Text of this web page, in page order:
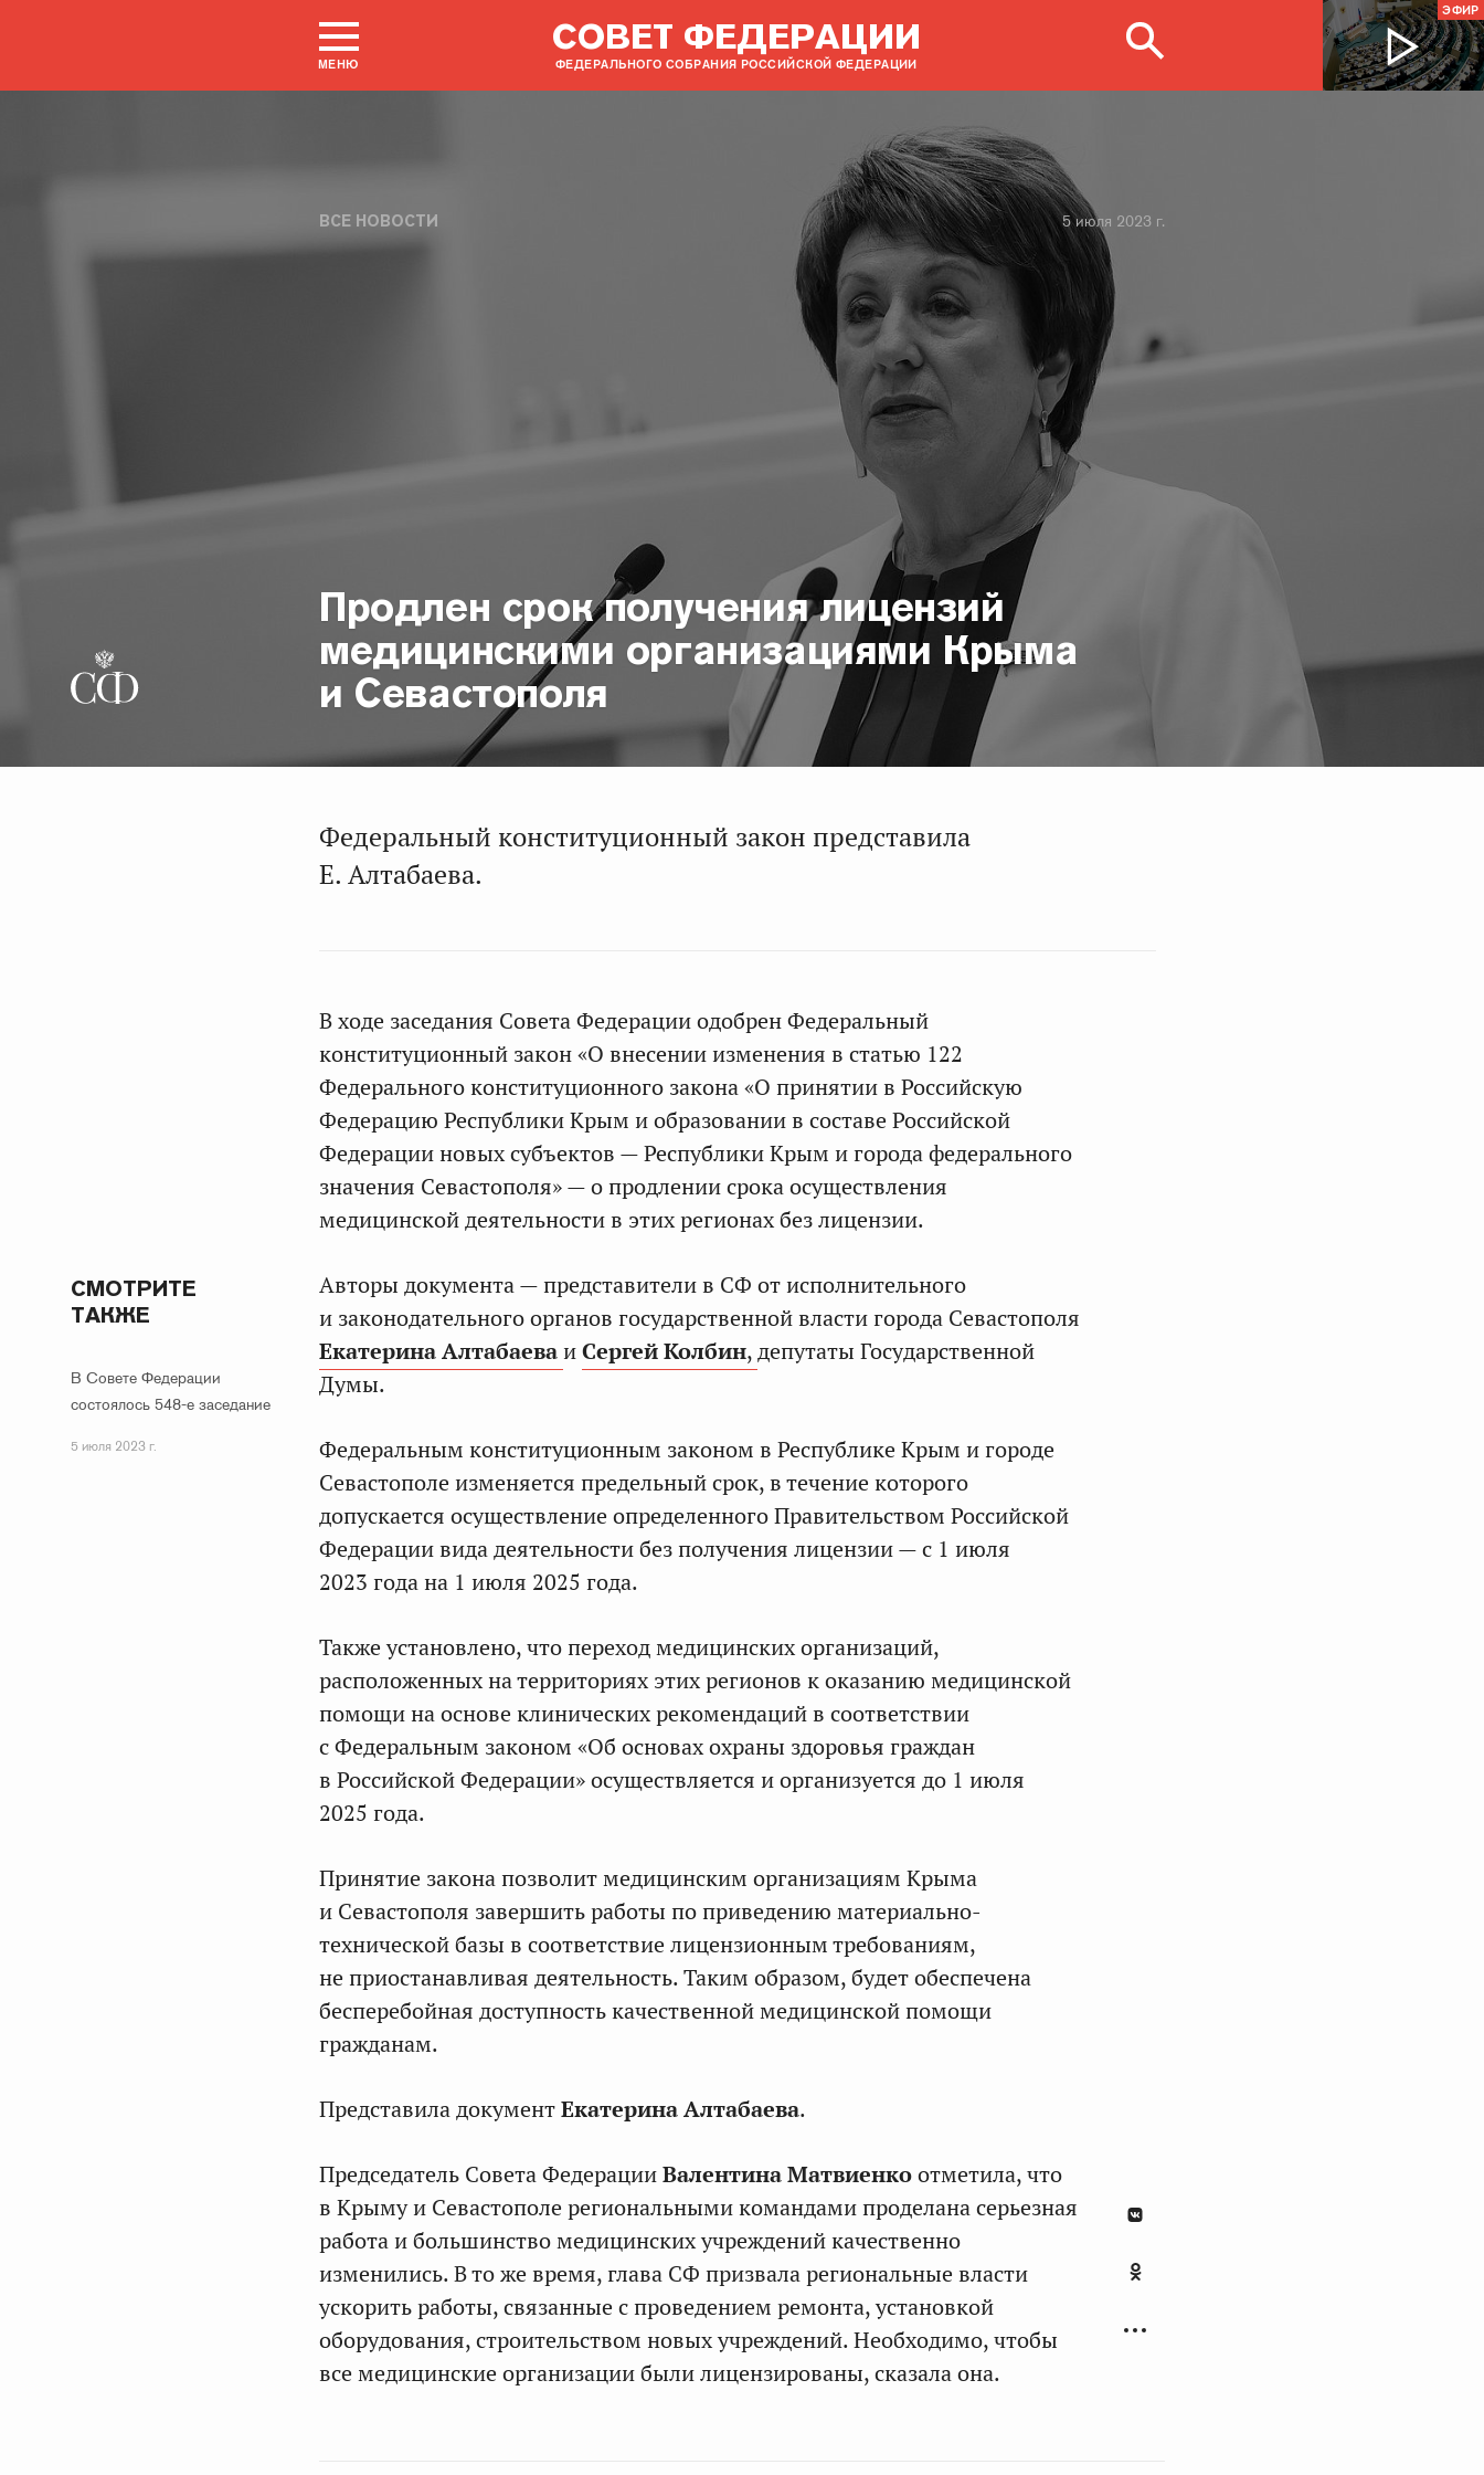
МЕНЮ
СОВЕТ ФЕДЕРАЦИИ
ФЕДЕРАЛЬНОГО СОБРАНИЯ РОССИЙСКОЙ ФЕДЕРАЦИИ
ЭФИР
ВСЕ НОВОСТИ
Продлен срок получения лицензий
медицинскими организациями Крыма
и Севастополя
5 июля 2023 г.
Федеральный конституционный закон представила
Е. Алтабаева.
В ходе заседания Совета Федерации одобрен Федеральный
конституционный закон «О внесении изменения в статью 122
Федерального конституционного закона «О принятии в Российскую
Федерацию Республики Крым и образовании в составе Российской
Федерации новых субъектов — Республики Крым и города федерального
значения Севастополя» — о продлении срока осуществления
медицинской деятельности в этих регионах без лицензии.
СМОТРИТЕ
ТАКЖЕ
В Совете Федерации
состоялось 548-е заседание
5 июля 2023 г.
Авторы документа — представители в СФ от исполнительного
и законодательного органов государственной власти города Севастополя
Екатерина АлтабаеваиСергей Колбин,депутаты Государственной
Думы.
Федеральным конституционным законом в Республике Крым и городе
Севастополе изменяется предельный срок, в течение которого
допускается осуществление определенного Правительством Российской
Федерации вида деятельности без получения лицензии — с 1 июля
2023 года на 1 июля 2025 года.
Также установлено, что переход медицинских организаций,
расположенных на территориях этих регионов к оказанию медицинской
помощи на основе клинических рекомендаций в соответствии
с Федеральным законом «Об основах охраны здоровья граждан
в Российской Федерации» осуществляется и организуется до 1 июля
2025 года.
Принятие закона позволит медицинским организациям Крыма
и Севастополя завершить работы по приведению материально-
технической базы в соответствие лицензионным требованиям,
не приостанавливая деятельность. Таким образом, будет обеспечена
бесперебойная доступность качественной медицинской помощи
гражданам.
Представила документЕкатерина Алтабаева.
Председатель Совета ФедерацииВалентина Матвиенкоотметила, что
в Крыму и Севастополе региональными командами проделана серьезная
работа и большинство медицинских учреждений качественно
изменились. В то же время, глава СФ призвала региональные власти
ускорить работы, связанные с проведением ремонта, установкой
оборудования, строительством новых учреждений. Необходимо, чтобы
все медицинские организации были лицензированы, сказала она.